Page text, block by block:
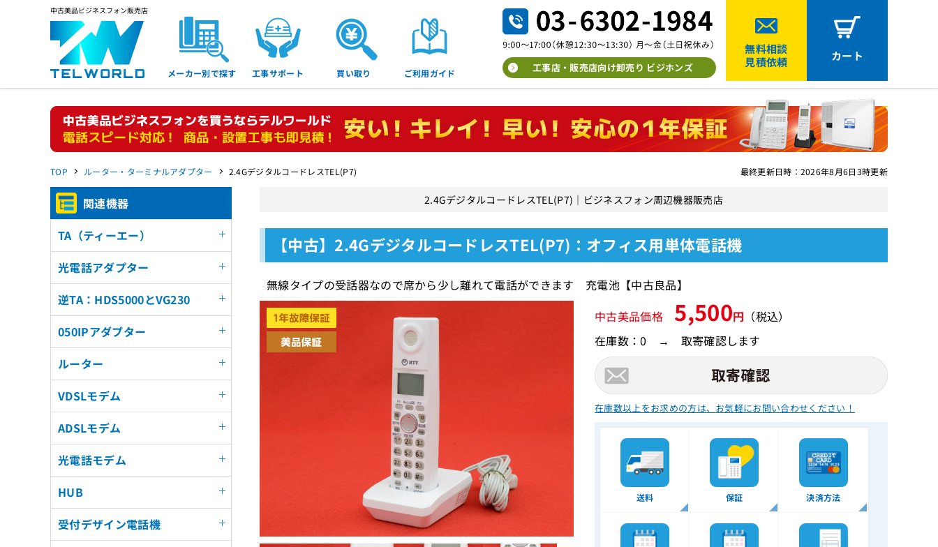
中古美品ビジネスフォン販売店
メーカー別で探す 工事サポート 買い取り ご利用ガイド 工事店・販売店向け卸売り ビジホンズ
無料相談
見積依頼
カート
最終更新日時：2026年8月6日3時更新
TOP ルーター・ターミナルアダプター 2.4GデジタルコードレスTEL(P7)
2.4GデジタルコードレスTEL(P7)｜ビジネスフォン周辺機器販売店
【中古】2.4GデジタルコードレスTEL(P7)：オフィス用単体電話機
無線タイプの受話器なので席から少し離れて電話ができます 充電池【中古良品】
中古美品価格 5,500円 （税込）
在庫数：0 → 取寄確認します
在庫数以上をお求めの方は、 お気軽にお問い合わせください！
送料 保証 決済方法
関連機器
TA（ティーエー）
光電話アダプター
逆TA：HDS5000とVG230
050IPアダプター
ルーター
VDSLモデム
ADSLモデム
光電話モデム
HUB
受付デザイン電話機